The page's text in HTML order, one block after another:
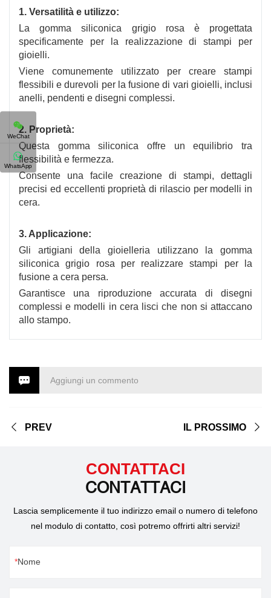
1. Versatilità e utilizzo:
La gomma siliconica grigio rosa è progettata
specificamente per la realizzazione di stampi per
gioielli.
Viene comunemente utilizzato per creare stampi
flessibili e durevoli per la fusione di vari gioielli, inclusi
anelli, pendenti e disegni complessi.
2. Proprietà:
Questa gomma siliconica offre un equilibrio tra
flessibilità e fermezza.
Consente una facile creazione di stampi, dettagli
precisi ed eccellenti proprietà di rilascio per modelli in
cera.
3. Applicazione:
Gli artigiani della gioielleria utilizzano la gomma
siliconica grigio rosa per realizzare stampi per la
fusione a cera persa.
Garantisce una riproduzione accurata di disegni
complessi e modelli in cera lisci che non si attaccano
allo stampo.
Aggiungi un commento
PREV IL PROSSIMO
CONTATTACI
CONTATTACI
Lascia semplicemente il tuo indirizzo email o numero di telefono
nel modulo di contatto, così potremo offrirti altri servizi!
Nome
WeChat
WhatsApp